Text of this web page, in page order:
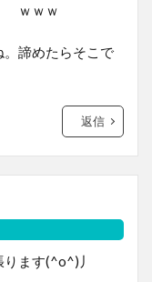
ｗｗｗ
諦めたらそこで
返信
ます(^o^)丿